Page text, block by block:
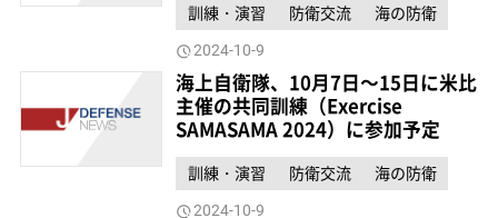
訓練・演習 防衛交流 海の防衛
2024-10-9
海上自衛隊、10月7日～15日に米比
主催の共同訓練（Exercise
SAMASAMA 2024）に参加予定
訓練・演習 防衛交流 海の防衛
2024-10-9